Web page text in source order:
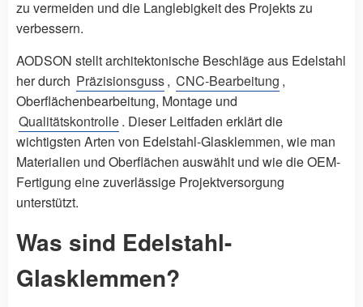
zu vermeiden und die Langlebigkeit des Projekts zu
verbessern.
AODSON stellt architektonische Beschläge aus Edelstahl
her durch Präzisionsguss, CNC-Bearbeitung ,
Oberflächenbearbeitung, Montage und
Qualitätskontrolle. Dieser Leitfaden erklärt die
wichtigsten Arten von Edelstahl-Glasklemmen, wie man
Materialien und Oberflächen auswählt und wie die OEM-
Fertigung eine zuverlässige Projektversorgung
unterstützt.
Was sind Edelstahl-
Glasklemmen?